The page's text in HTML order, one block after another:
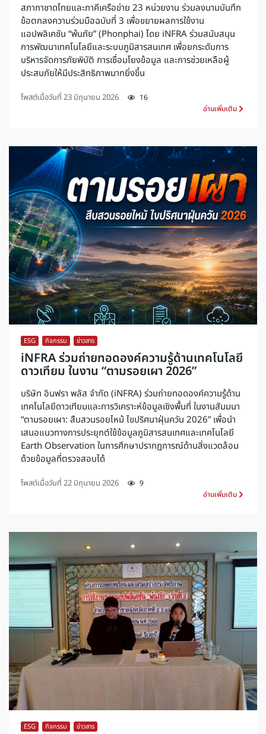
สภากาชาดไทยและภาคีเครือข่าย 23 หน่วยงาน ร่วมลงนามบันทึก
ข้อตกลงความร่วมมือฉบับที่ 3 เพื่อขยายผลการใช้งาน
แอปพลิเคชัน “พ้นภัย” (Phonphai) โดย iNFRA ร่วมสนับสนุน
การพัฒนาเทคโนโลยีและระบบภูมิสารสนเทศ เพื่อยกระดับการ
บริหารจัดการภัยพิบัติ การเชื่อมโยงข้อมูล และการช่วยเหลือผู้
ประสบภัยให้มีประสิทธิภาพมากยิ่งขึ้น
โพสต์เมื่อวันที่ 23 มิถุนายน 2026
16
อ่านเพิ่มเติม
ESG กิจกรรม ข่าวสาร
iNFRA ร่วมถ่ายทอดองค์ความรู้ด้านเทคโนโลยี
ดาวเทียม ในงาน “ตามรอยเผา 2026”
บริษัท อินฟรา พลัส จำกัด (iNFRA) ร่วมถ่ายทอดองค์ความรู้ด้าน
เทคโนโลยีดาวเทียมและการวิเคราะห์ข้อมูลเชิงพื้นที่ ในงานสัมมนา
“ตามรอยเผา: สืบสวนรอยไหม้ ไขปริศนาฝุ่นควัน 2026” เพื่อนำ
เสนอแนวทางการประยุกต์ใช้ข้อมูลภูมิสารสนเทศและเทคโนโลยี
Earth Observation ในการศึกษาปรากฏการณ์ด้านสิ่งแวดล้อม
ด้วยข้อมูลที่ตรวจสอบได้
โพสต์เมื่อวันที่ 22 มิถุนายน 2026
9
อ่านเพิ่มเติม
ESG กิจกรรม ข่าวสาร